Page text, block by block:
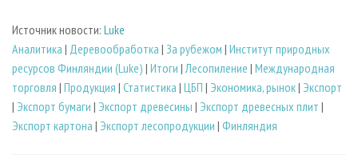
Источник новости: Luke
Аналитика | Деревообработка | За рубежом | Институт природных
ресурсов Финляндии (Luke) | Итоги | Лесопиление | Международная
торговля | Продукция | Статистика | ЦБП | Экономика, рынок| Экспорт
| Экспорт бумаги | Экспорт древесины | Экспорт древесных плит |
Экспорт картона | Экспорт лесопродукции | Финляндия